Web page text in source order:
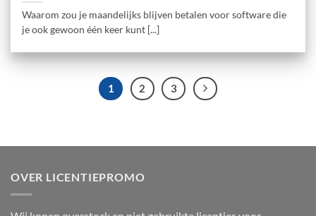
Waarom zou je maandelijks blijven betalen voor software die
je ook gewoon één keer kunt [...]
1 2 3
OVER LICENTIEPROMO